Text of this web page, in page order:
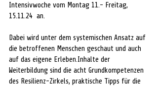
Intensivwoche vom Montag 11.- Freitag,
15.11.24  an.
Dabei wird unter dem systemischen Ansatz auf
die betroffenen Menschen geschaut und auch
auf das eigene Erleben.Inhalte der
Weiterbildung sind die acht Grundkompetenzen
des Resilienz-Zirkels, praktische Tipps für die